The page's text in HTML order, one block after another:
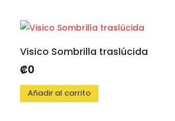
Visico Sombrilla traslúcida
₡0
Añadir al carrito